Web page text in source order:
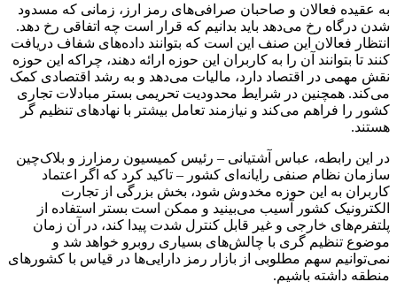
به عقیده فعالان و صاحبان صرافی‌های رمز ارز، زمانی که مسدود
شدن درگاه رخ می‌دهد باید بدانیم که قرار است چه اتفاقی رخ دهد.
انتظار فعالان این صنف این است که بتوانند داده‌های شفاف دریافت
کنند تا بتوانند آن را به کاربران این حوزه ارائه دهند، چراکه این حوزه
نقش مهمی در اقتصاد دارد، مالیات می‌دهد و به رشد اقتصادی کمک
می‌کند. همچنین در شرایط محدودیت تحریمی بستر مبادلات تجاری
کشور را فراهم می‌کند و نیازمند تعامل بیشتر با نهادهای تنظیم گر
هستند.
در این رابطه، عباس آشتیانی – رئیس کمیسیون رمزارز و بلاک‌چین
سازمان نظام صنفی رایانه‌ای کشور – تاکید کرد که اگر اعتماد
کاربران به این حوزه مخدوش شود، بخش بزرگی از تجارت
الکترونیک کشور آسیب می‌بینید و ممکن است بستر استفاده از
پلتفرم‌های خارجی و غیر قابل کنترل شدت پیدا کند، در آن زمان
موضوع تنظیم گری با چالش‌های بسیاری روبرو خواهد شد و
نمی‌توانیم سهم مطلوبی از بازار رمز دارایی‌ها در قیاس با کشورهای
منطقه داشته باشیم.